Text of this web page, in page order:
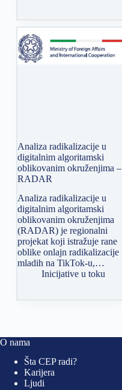
Analiza radikalizacije u
digitalnim algoritamski
oblikovanim okruženjima –
RADAR
Analiza radikalizacije u
digitalnim algoritamski
oblikovanim okruženjima
(RADAR) je regionalni
projekat koji istražuje rane
oblike onlajn radikalizacije
mladih na TikTok-u,…
Inicijative u toku
O nama
Šta CEP radi?
Karijera
Ljudi